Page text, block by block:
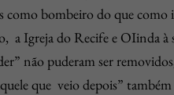
como bombeiro do que
a Igreja do Recife e OIinda à
não puderam ser
que veio depois”